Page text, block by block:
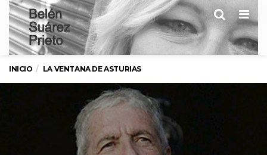
INICIO LA VENTANA DE ASTURIAS